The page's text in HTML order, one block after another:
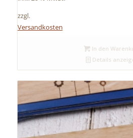
zzgl.
Versandkosten
In den
Details